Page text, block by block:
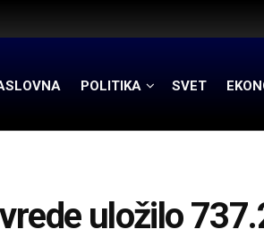
POLITIKA SVET
uložilo